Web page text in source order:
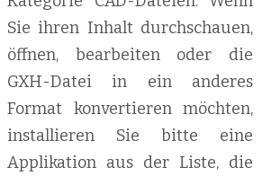
Sie ihren Inhalt durchschauen,
öffnen, bearbeiten oder die
GXH-Datei in ein anderes
Format konvertieren möchten,
installieren Sie bitte eine
Applikation aus der Liste, die